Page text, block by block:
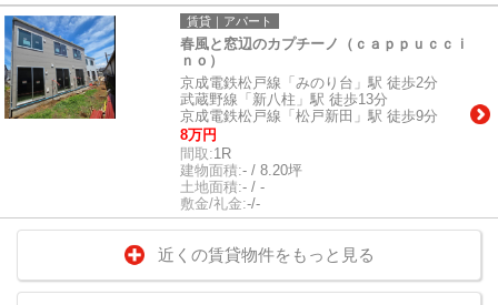
賃貸｜アパート
春風と窓辺のカプチーノ（ｃａｐｐｕｃｃｉ
ｎｏ）
京成電鉄松戸線「みのり台」駅 徒歩2分
武蔵野線「新八柱」駅 徒歩13分
京成電鉄松戸線「松戸新田」駅 徒歩9分
8万円
間取:1R
建物面積:- / 8.20坪
土地面積:- / -
敷金/礼金:-/-
近くの賃貸物件をもっと見る